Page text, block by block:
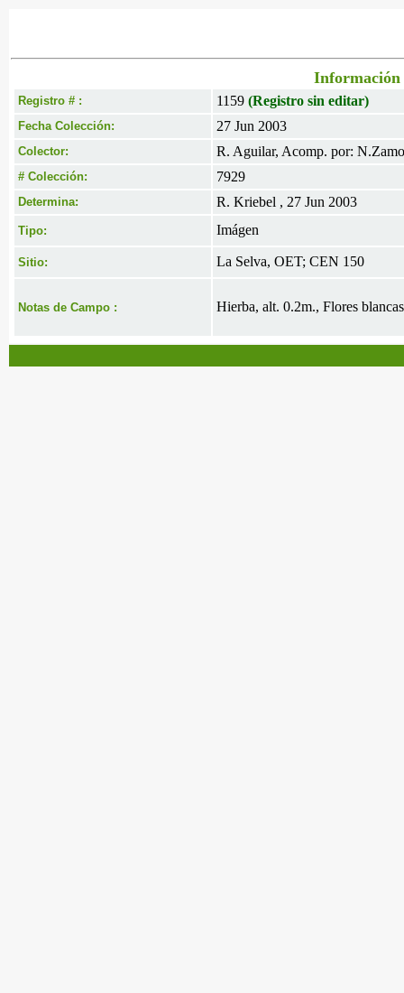
Información
Registro # : 1159 (Registro sin editar)
Fecha Colección: 27 Jun 2003
Colector: R. Aguilar, Acomp. por:
# Colección: 7929
Determina: R. Kriebel , 27 Jun 2003
Tipo: Imágen
Sitio: La Selva, OET; CEN 150
Notas de Campo : Hierba, alt. 0.2m., Flores